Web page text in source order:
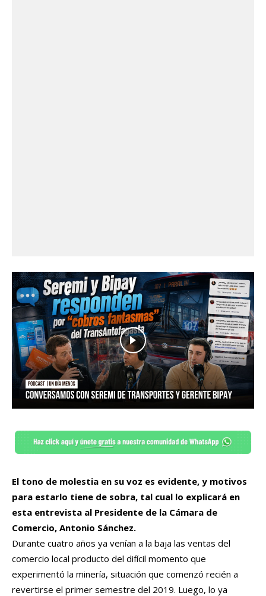
El tono de molestia en su voz es evidente, y motivos
para estarlo tiene de sobra, tal cual lo explicará en
esta entrevista al Presidente de la Cámara de
Comercio, Antonio Sánchez.
Durante cuatro años ya venían a la baja las ventas del
comercio local producto del difícil momento que
experimentó la minería, situación que comenzó recién a
revertirse el primer semestre del 2019. Luego, lo ya